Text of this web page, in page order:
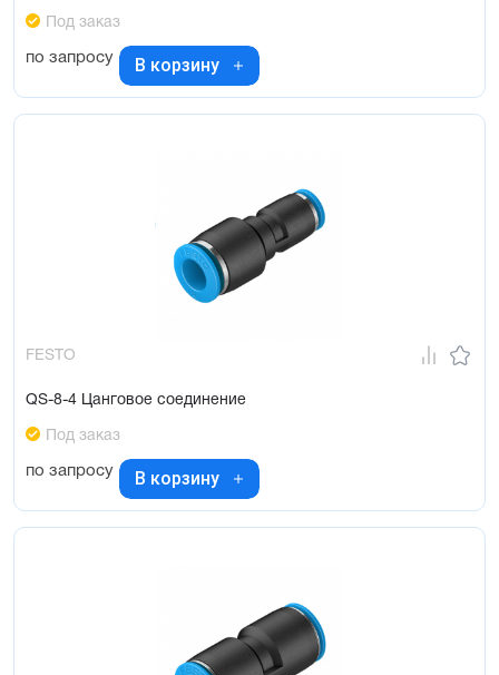
Под заказ
по запросу В корзину
FESTO
QS-8-4 Цанговое соединение
Под заказ
по запросу В корзину